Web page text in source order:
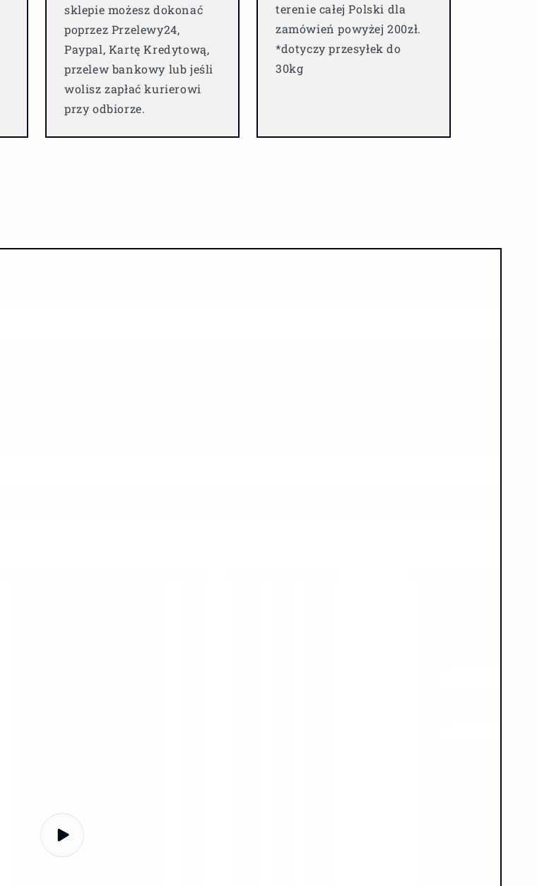
sklepie możesz dokonać
poprzez Przelewy24,
Paypal, Kartę Kredytową,
przelew bankowy lub jeśli
wolisz zapłać kurierowi
przy odbiorze.
terenie całej Polski dla
zamówień powyżej 200zł.
*dotyczy przesyłek do
30kg